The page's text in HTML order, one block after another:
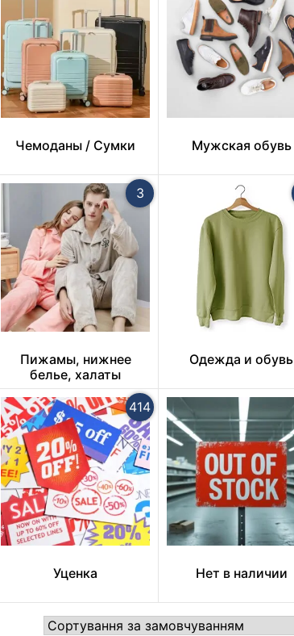
Чемоданы / Сумки Мужская обувь
3
Пижамы, нижнее
белье, халаты
Одежда и обувь
414
Уценка Нет в наличии